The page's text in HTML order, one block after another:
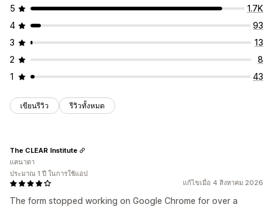
5
1.7K
4
93
3
13
2
8
1
43
เขียนรีวิว รีวิวทั้งหมด
แก้ไขเมื่อ 4 สิงหาคม 2026
The form stopped working on Google Chrome for over a
The CLEAR Institute
แคนาดา
ประมาณ 1 ปี ในการใช้แอป